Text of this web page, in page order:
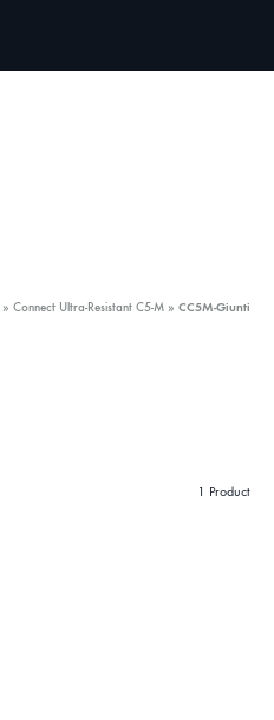
» Connect Ultra-Resistant C5-M » CC5M-Giunti
1 Product